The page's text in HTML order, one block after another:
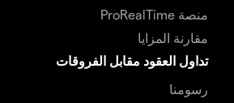
منصة ProRealTime
مقارنة المزايا
تداول العقود مقابل الفروقات
رسومنا